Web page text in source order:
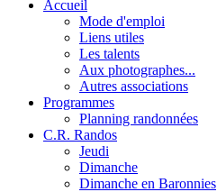
Accueil
Mode d'emploi
Liens utiles
Les talents
Aux photographes...
Autres associations
Programmes
Planning randonnées
C.R. Randos
Jeudi
Dimanche
Dimanche en Baronnies